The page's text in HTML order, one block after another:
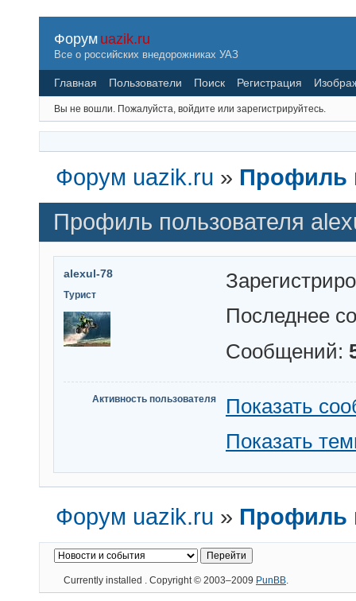
Форум uazik.ru
Все о российских внедорожниках УАЗ
Главная Пользователи Поиск Регистрация
Вы не вошли. Пожалуйста, войдите или зарегистрируйтесь.
Форум uazik.ru » Профиль
Профиль пользователя
alexul-78
Турист
Последнее
Сообщений:
Активность пользователя
Показать
Показать
Форум uazik.ru » Профиль
Currently installed . Copyright © 2003–2009 PunBB.